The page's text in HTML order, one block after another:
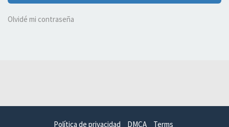
Olvidé mi contraseña
Política de privacidad DMCA Terms